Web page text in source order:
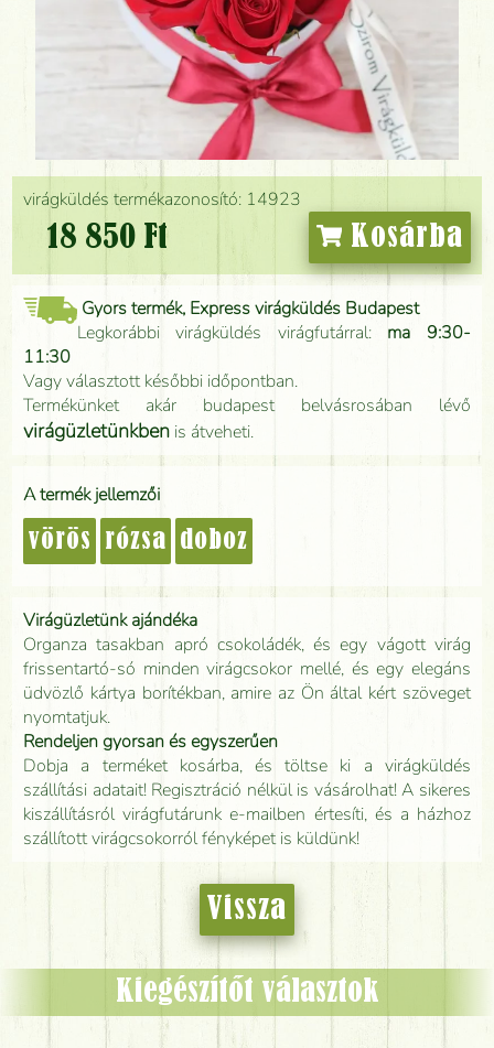
virágküldés termékazonosító: 14923
18 850 Ft Kosárba
Gyors termék, Express virágküldés Budapest
Legkorábbi virágküldés virágfutárral: ma 9:30-
11:30
Vagy választott későbbi időpontban.
Termékünket akár budapest belvásrosában lévő
virágüzletünkben is átveheti.
A termék jellemzői
vörös rózsa doboz
Virágüzletünk ajándéka
Organza tasakban apró csokoládék, és egy vágott virág
frissentartó-só minden virágcsokor mellé, és egy elegáns
üdvözlő kártya borítékban, amire az Ön által kért szöveget
nyomtatjuk.
Rendeljen gyorsan és egyszerűen
Dobja a terméket kosárba, és töltse ki a virágküldés
szállítási adatait! Regisztráció nélkül is vásárolhat! A sikeres
kiszállításról virágfutárunk e-mailben értesíti, és a házhoz
szállított virágcsokorról fényképet is küldünk!
Vissza
Kiegészítőt választok